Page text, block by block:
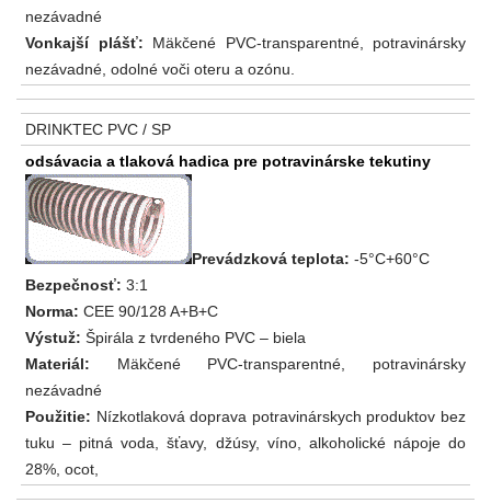
nezávadné
Vonkajší plášť: Mäkčené PVC-transparentné, potravinársky
nezávadné, odolné voči oteru a ozónu.
DRINKTEC PVC / SP
odsávacia a tlaková hadica pre potravinárske tekutiny
Prevádzková teplota: -5°C+60°C
Bezpečnosť: 3:1
Norma: CEE 90/128 A+B+C
Výstuž: Špirála z tvrdeného PVC – biela
Materiál: Mäkčené PVC-transparentné, potravinársky
nezávadné
Použitie: Nízkotlaková doprava potravinárskych produktov bez
tuku – pitná voda, šťavy, džúsy, víno, alkoholické nápoje do
28%, ocot,